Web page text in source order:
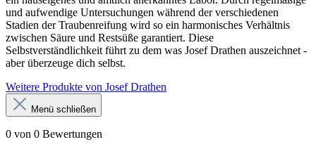
und aufwendige Untersuchungen während der verschiedenen
Stadien der Traubenreifung wird so ein harmonisches Verhältnis
zwischen Säure und Restsüße garantiert. Diese
Selbstverständlichkeit führt zu dem was Josef Drathen auszeichnet -
aber überzeuge dich selbst.
Weitere Produkte von Josef Drathen
Menü schließen
0 von 0 Bewertungen